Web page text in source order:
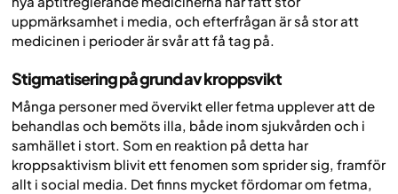
uppmärksamhet i media, och efterfrågan är så stor att
medicinen i perioder är svår att få tag på.
Stigmatisering på grund av kroppsvikt
Många personer med övervikt eller fetma upplever att de
behandlas och bemöts illa, både inom sjukvården och i
samhället i stort. Som en reaktion på detta har
kroppsaktivism blivit ett fenomen som sprider sig, framför
allt i social media. Det finns mycket fördomar om fetma,